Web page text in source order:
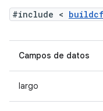
#include <
Campos de datos
largo